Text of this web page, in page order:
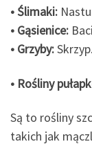
• Ślimaki:
• Gąsienice:
• Grzyby:Skrzyp.
• Rośliny
Są to rośliny
takich jak